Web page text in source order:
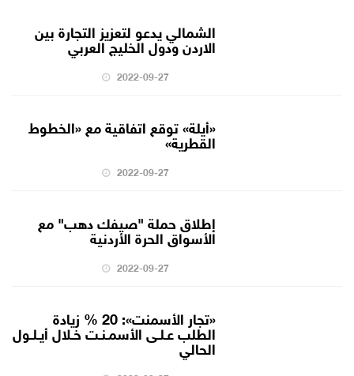
الشمالي يدعو لتعزيز التجارة بين
الاردن ودول الخليج العربي
2022-09-27
«أيلة» توقع اتفاقية مع «الخطوط
القطرية»
2022-09-27
إطلاق حملة "صيفك دهب" مع
الأسواق الحرة الأردنية
2022-09-27
«تجار الأسمنت»: 20 % زيادة
الطلب عـلـى الأسمـنـت خـلال أيـلـول
الحالي